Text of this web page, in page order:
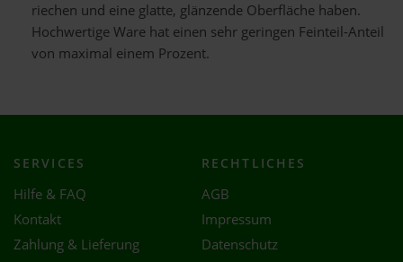
riechen und eine glatte, glänzende Oberfläche haben.
Hochwertige Ware hat einen sehr geringen Feinteil-Anteil
von maximal einem Prozent.
SERVICES
Hilfe & FAQ
Kontakt
Zahlung & Lieferung
RECHTLICHES
AGB
Impressum
Datenschutz